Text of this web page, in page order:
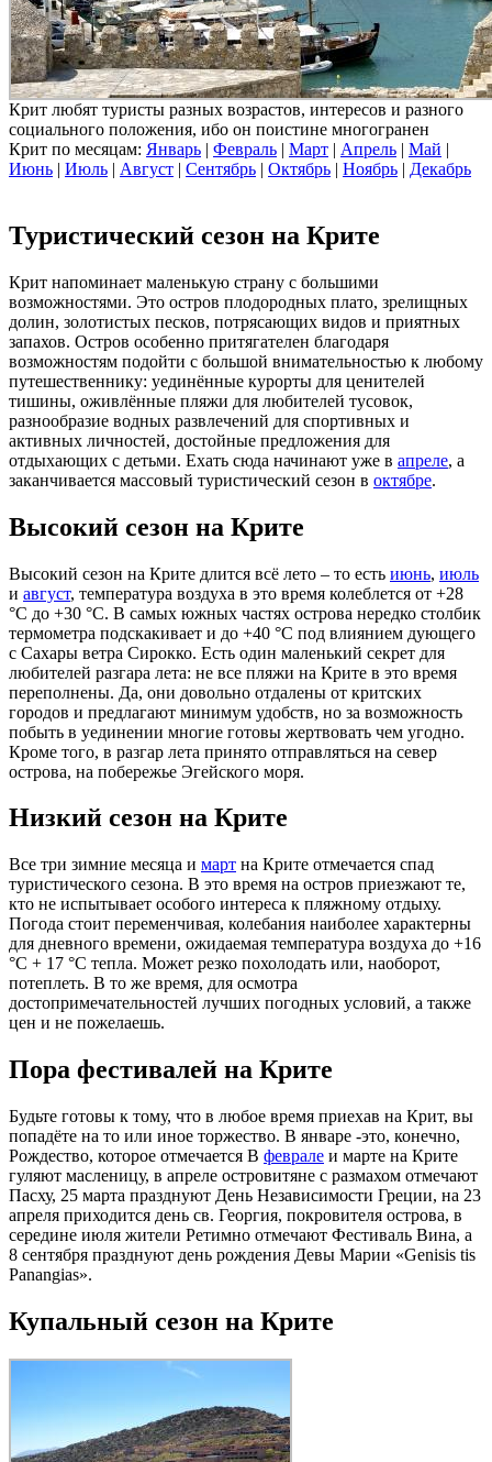
Крит любят туристы разных возрастов, интересов и разного
социального положения, ибо он поистине многогранен
Крит по месяцам: Январь | Февраль | Март | Апрель | Май |
Июнь | Июль | Август | Сентябрь | Октябрь | Ноябрь | Декабрь
Туристический сезон на Крите
Крит напоминает маленькую страну с большими
возможностями. Это остров плодородных плато, зрелищных
долин, золотистых песков, потрясающих видов и приятных
запахов. Остров особенно притягателен благодаря
возможностям подойти с большой внимательностью к любому
путешественнику: уединённые курорты для ценителей
тишины, оживлённые пляжи для любителей тусовок,
разнообразие водных развлечений для спортивных и
активных личностей, достойные предложения для
отдыхающих с детьми. Ехать сюда начинают уже в апреле, а
заканчивается массовый туристический сезон в октябре.
Высокий сезон на Крите
Высокий сезон на Крите длится всё лето – то есть июнь, июль
и август, температура воздуха в это время колеблется от +28
°C до +30 °C. В самых южных частях острова нередко столбик
термометра подскакивает и до +40 °C под влиянием дующего
с Сахары ветра Сирокко. Есть один маленький секрет для
любителей разгара лета: не все пляжи на Крите в это время
переполнены. Да, они довольно отдалены от критских
городов и предлагают минимум удобств, но за возможность
побыть в уединении многие готовы жертвовать чем угодно.
Кроме того, в разгар лета принято отправляться на север
острова, на побережье Эгейского моря.
Низкий сезон на Крите
Все три зимние месяца и март на Крите отмечается спад
туристического сезона. В это время на остров приезжают те,
кто не испытывает особого интереса к пляжному отдыху.
Погода стоит переменчивая, колебания наиболее характерны
для дневного времени, ожидаемая температура воздуха до +16
°C + 17 °C тепла. Может резко похолодать или, наоборот,
потеплеть. В то же время, для осмотра
достопримечательностей лучших погодных условий, а также
цен и не пожелаешь.
Пора фестивалей на Крите
Будьте готовы к тому, что в любое время приехав на Крит, вы
попадёте на то или иное торжество. В январе -это, конечно,
Рождество, которое отмечается В феврале и марте на Крите
гуляют масленицу, в апреле островитяне с размахом отмечают
Пасху, 25 марта празднуют День Независимости Греции, на 23
апреля приходится день св. Георгия, покровителя острова, в
середине июля жители Ретимно отмечают Фестиваль Вина, а
8 сентября празднуют день рождения Девы Марии «Genisis tis
Panangias».
Купальный сезон на Крите